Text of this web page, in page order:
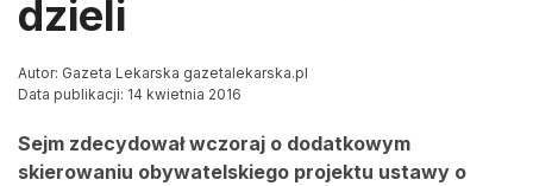
dzieli
Autor: Gazeta Lekarska gazetalekarska.pl
Data publikacji: 14 kwietnia 2016
Sejm zdecydował wczoraj o dodatkowym
skierowaniu obywatelskiego projektu ustawy o